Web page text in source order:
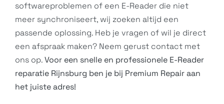
softwareproblemen of een E-Readerdie niet
meer synchroniseert, wij zoeken altijd een
passende oplossing. Heb je vragen of wil je direct
een afspraak maken? Neem gerust contactmet
ons op.Voor een snelle en professionele E-Reader
reparatie Rijnsburg ben je bij Premium Repair aan
het juiste adres!